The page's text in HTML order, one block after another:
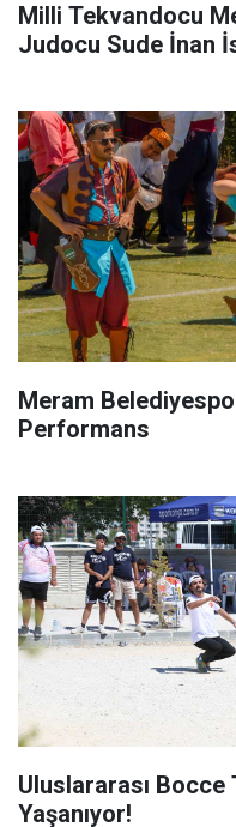
Milli Tekvandocu
Judocu Sude İnan
Meram
Performans
Uluslararası Bocce
Yaşanıyor!